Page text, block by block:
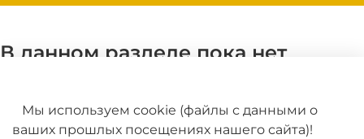
В данном разделе пока нет
Мы используем cookie (файлы с данными о
ваших прошлых посещениях нашего сайта)!